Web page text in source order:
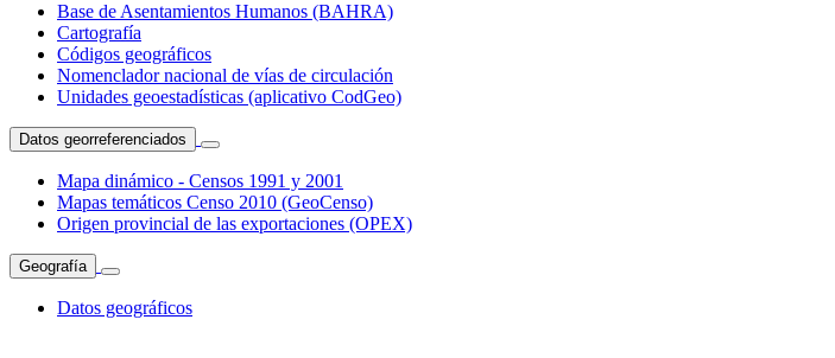
Base de Asentamientos Humanos (BAHRA)
Cartografía
Códigos geográficos
Nomenclador nacional de vías de circulación
Unidades geoestadísticas (aplicativo CodGeo)
Datos georreferenciados
Mapa dinámico - Censos 1991 y 2001
Mapas temáticos Censo 2010 (GeoCenso)
Origen provincial de las exportaciones (OPEX)
Geografía
Datos geográficos